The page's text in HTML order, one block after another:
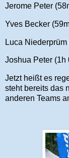
Jerome Peter
Yves Becker
Luca
Joshua Peter (1h
Jetzt heißt es
steht bereits das
anderen Teams